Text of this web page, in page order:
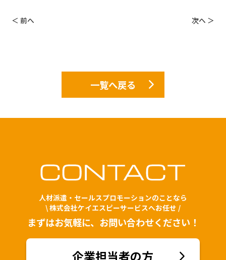
＜ 前へ 次へ ＞
一覧へ戻る
人材派遣・セールスプロモーションのことなら
\ 株式会社ケイエスピーサービスへお任せ /
まずはお気軽に、お問い合わせください！
企業担当者の方